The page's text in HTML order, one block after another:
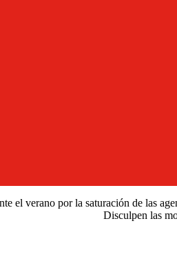
el verano por la saturación de las
Disculpen las